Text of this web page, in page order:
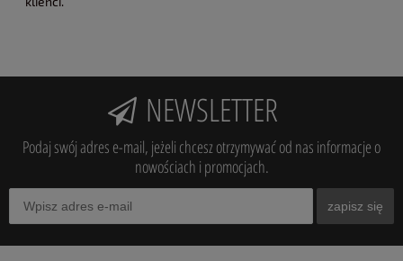
NEWSLETTER
Podaj swój adres e-mail, jeżeli chcesz otrzymywać od nas informacje o
nowościach i promocjach.
zapisz się